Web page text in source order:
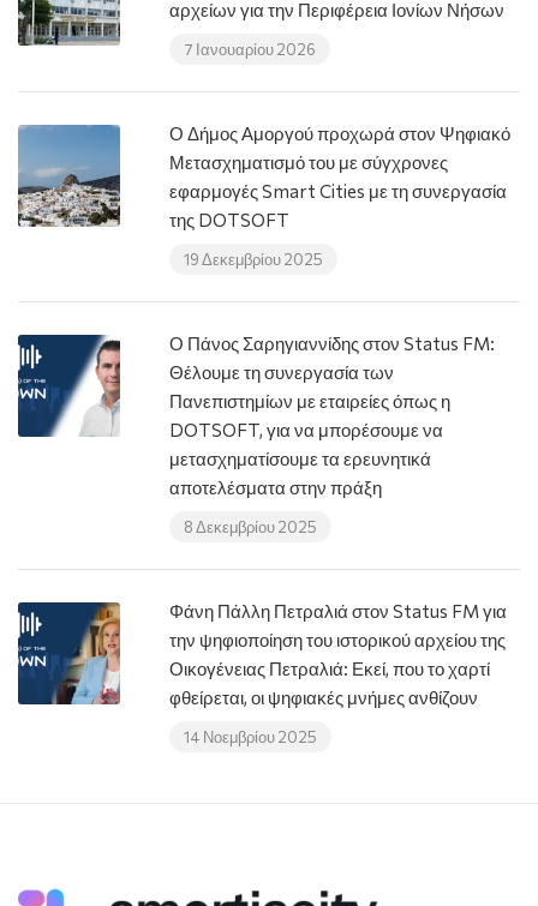
αρχείων για την Περιφέρεια Ιονίων Νήσων
7 Ιανουαρίου 2026
Ο Δήμος Αμοργού προχωρά στον Ψηφιακό
Μετασχηματισμό του με σύγχρονες
εφαρμογές Smart Cities με τη συνεργασία
της DOTSOFT
19 Δεκεμβρίου 2025
Ο Πάνος Σαρηγιαννίδης στον Status FM:
Θέλουμε τη συνεργασία των
Πανεπιστημίων με εταιρείες όπως η
DOTSOFT, για να μπορέσουμε να
μετασχηματίσουμε τα ερευνητικά
αποτελέσματα στην πράξη
8 Δεκεμβρίου 2025
Φάνη Πάλλη Πετραλιά στον Status FM για
την ψηφιοποίηση του ιστορικού αρχείου της
Οικογένειας Πετραλιά: Εκεί, που το χαρτί
φθείρεται, οι ψηφιακές μνήμες ανθίζουν
14 Νοεμβρίου 2025